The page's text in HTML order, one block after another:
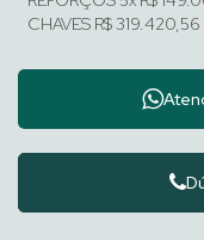
CHAVES R$ 319.420,56